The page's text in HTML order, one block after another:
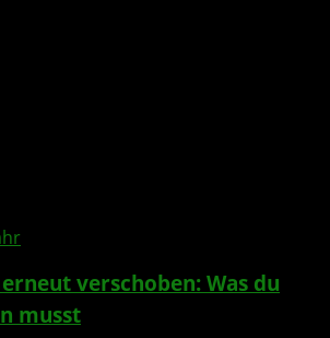
verschoben: Was du
musst